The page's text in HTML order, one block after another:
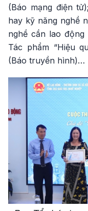
(Báo mạng điện
hay kỹ năng nghề
nghề cần lao
Tác phẩm “Hiệu
(Báo truyền hình)…